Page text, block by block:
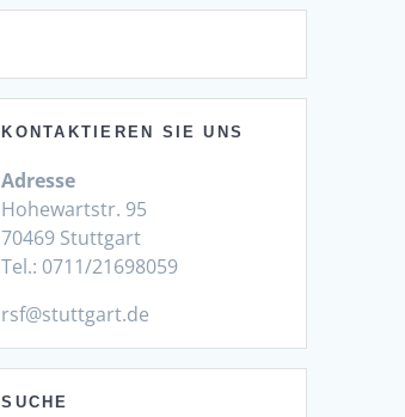
KONTAKTIEREN SIE UNS
Adresse
Hohewartstr. 95
70469 Stuttgart
Tel.: 0711/21698059
rsf@stuttgart.de
SUCHE